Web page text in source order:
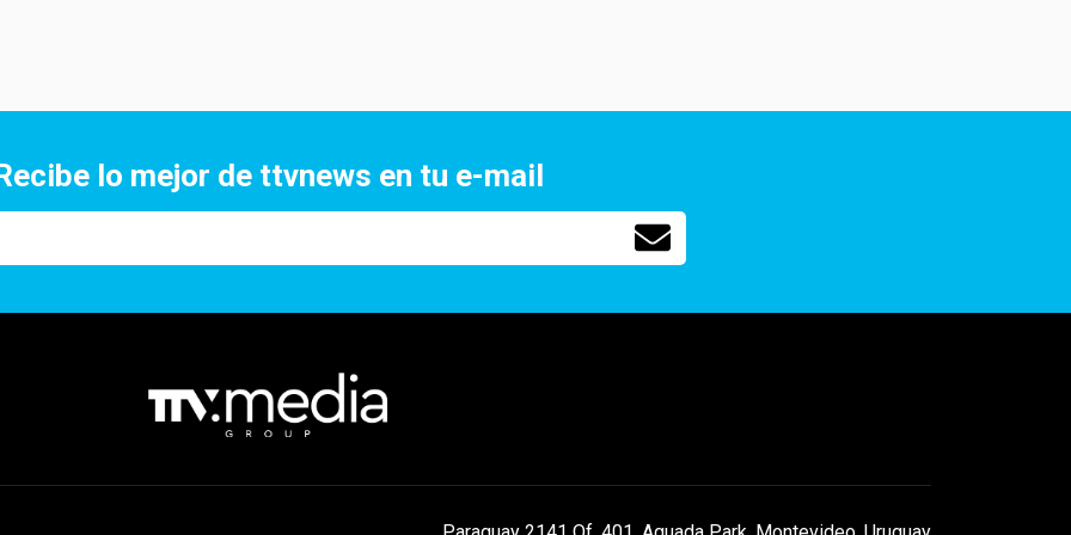
lo mejor de ttvnews en tu e-mail